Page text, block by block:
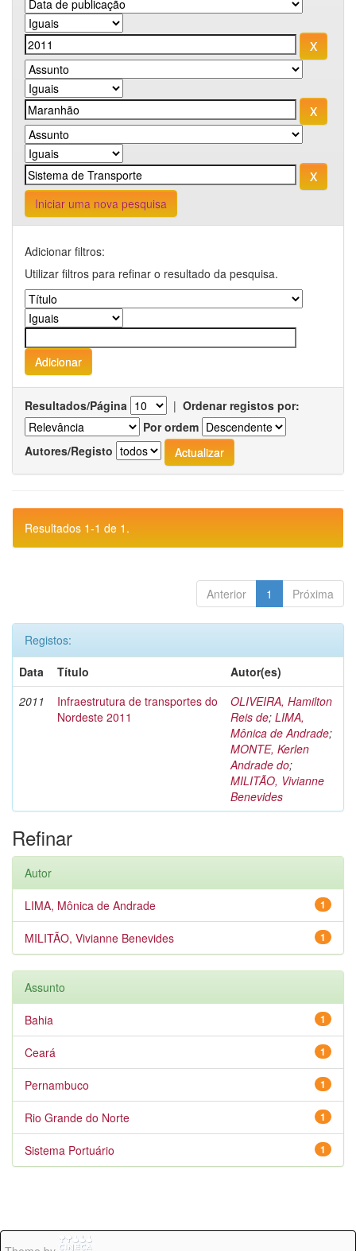
Iniciar uma nova pesquisa
Adicionar filtros:
Utilizar filtros para refinar o resultado da pesquisa.
Resultados/Página | Ordenar registos por:
Por ordem
Autores/Registo
Resultados 1-1 de 1.
Anterior 1 Próxima
Registos:
Data
Título
Autor(es)
2011
Infraestrutura de transportes do
Nordeste 2011
OLIVEIRA, Hamilton
Reis de; LIMA,
Mônica de Andrade;
MONTE, Kerlen
Andrade do;
MILITÃO, Vivianne
Benevides
Refinar
Autor
1
LIMA, Mônica de Andrade
1
MILITÃO, Vivianne Benevides
Assunto
1
Bahia
1
Ceará
1
Pernambuco
1
Rio Grande do Norte
1
Sistema Portuário